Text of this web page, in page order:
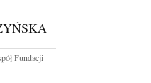
Fundacji